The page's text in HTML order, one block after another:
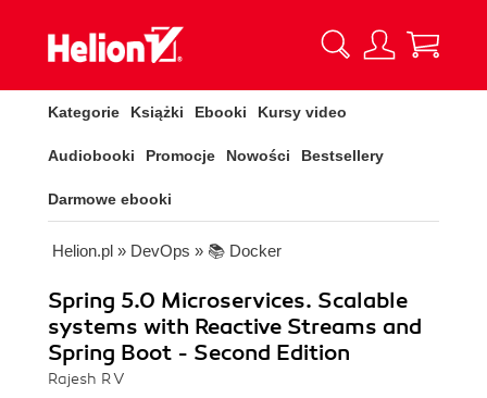
Kategorie Książki Ebooki Kursy video
Audiobooki Promocje Nowości Bestsellery
Darmowe ebooki
Helion.pl » DevOps » 📚 Docker
Spring 5.0 Microservices. Scalable
systems with Reactive Streams and
Spring Boot - Second Edition
Rajesh R V